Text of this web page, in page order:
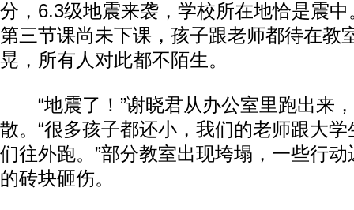
分，6.3级地震来袭，学校所在地恰是震
第三节课尚未下课，孩子跟老师都待在教
晃，所有人对此都不陌生。
“地震了！”谢晓君从办公室里跑出来
散。“很多孩子都还小，我们的老师跟大
们往外跑。”部分教室出现垮塌，一些行
的砖块砸伤。